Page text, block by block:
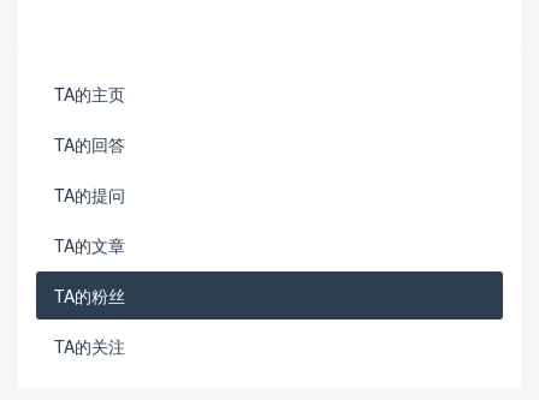
TA的主页
TA的回答
TA的提问
TA的文章
TA的粉丝
TA的关注